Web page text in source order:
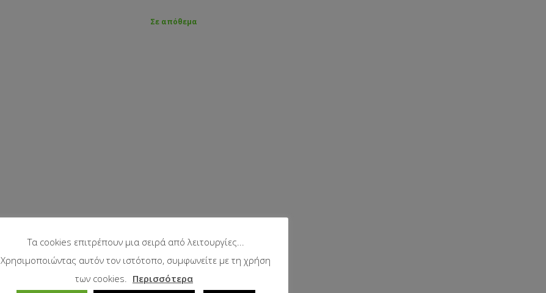
Σε απόθεμα
Τα cookies επιτρέπουν μια σειρά από λειτουργίες...
Χρησιμοποιώντας αυτόν τον ιστότοπο, συμφωνείτε με τη χρήση
των cookies. Περισσότερα